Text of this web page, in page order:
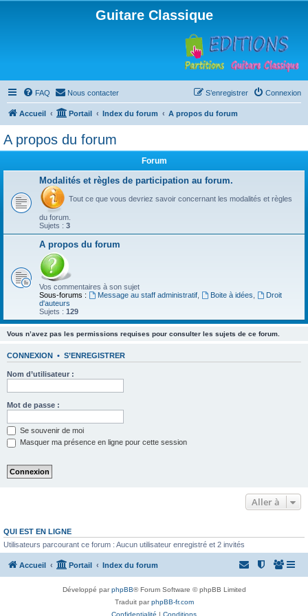
Guitare Classique
FAQ Nous contacter Connexion
S’enregistrer
Accueil Portail Index du forum A propos du forum
A propos du forum
Forum
Modalités et règles de participation au forum.
Tout ce que vous devriez savoir concernant les modalités et règles
du forum.
Sujets : 3
A propos du forum
Vos commentaires à son sujet
Sous-forums :
Message au staff administratif, Boite à idées
Droit
d'auteurs
Sujets : 129
Vous n’avez pas les permissions requises pour consulter les sujets de ce forum.
CONNEXION • S’ENREGISTRER
Nom d’utilisateur :
Mot de passe :
Se souvenir de moi
Masquer ma présence en ligne pour cette session
Aller à
QUI EST EN LIGNE
Utilisateurs parcourant ce forum : Aucun utilisateur enregistré et 2 invités
Accueil Portail Index du forum
Développé parphpBB® Forum Software © phpBB Limited
Traduit parphpBB-fr.com
Confidentialité | Conditions